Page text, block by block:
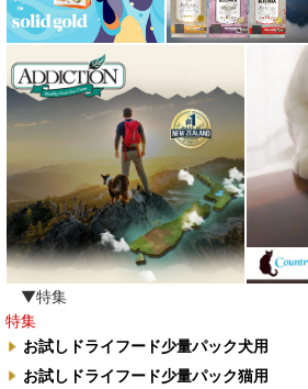
▼特集
特集
お試しドライフード少量パック犬用
お試しドライフード少量パック猫用